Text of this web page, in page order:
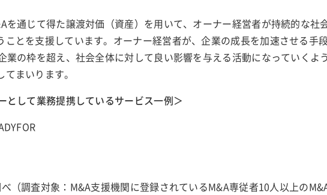
を通じて得た譲渡対価（資産）を用いて、オーナー経営者が持続的な社
とを支援しています。オーナー経営者が、企業の成長を加速させる手
業の枠を超え、社会全体に対して良い影響を与える活動になっていくよ
まいります。
として業務提携しているサービス一例＞
（調査対象：M&A支援機関に登録されているM&A専従者10人以上の